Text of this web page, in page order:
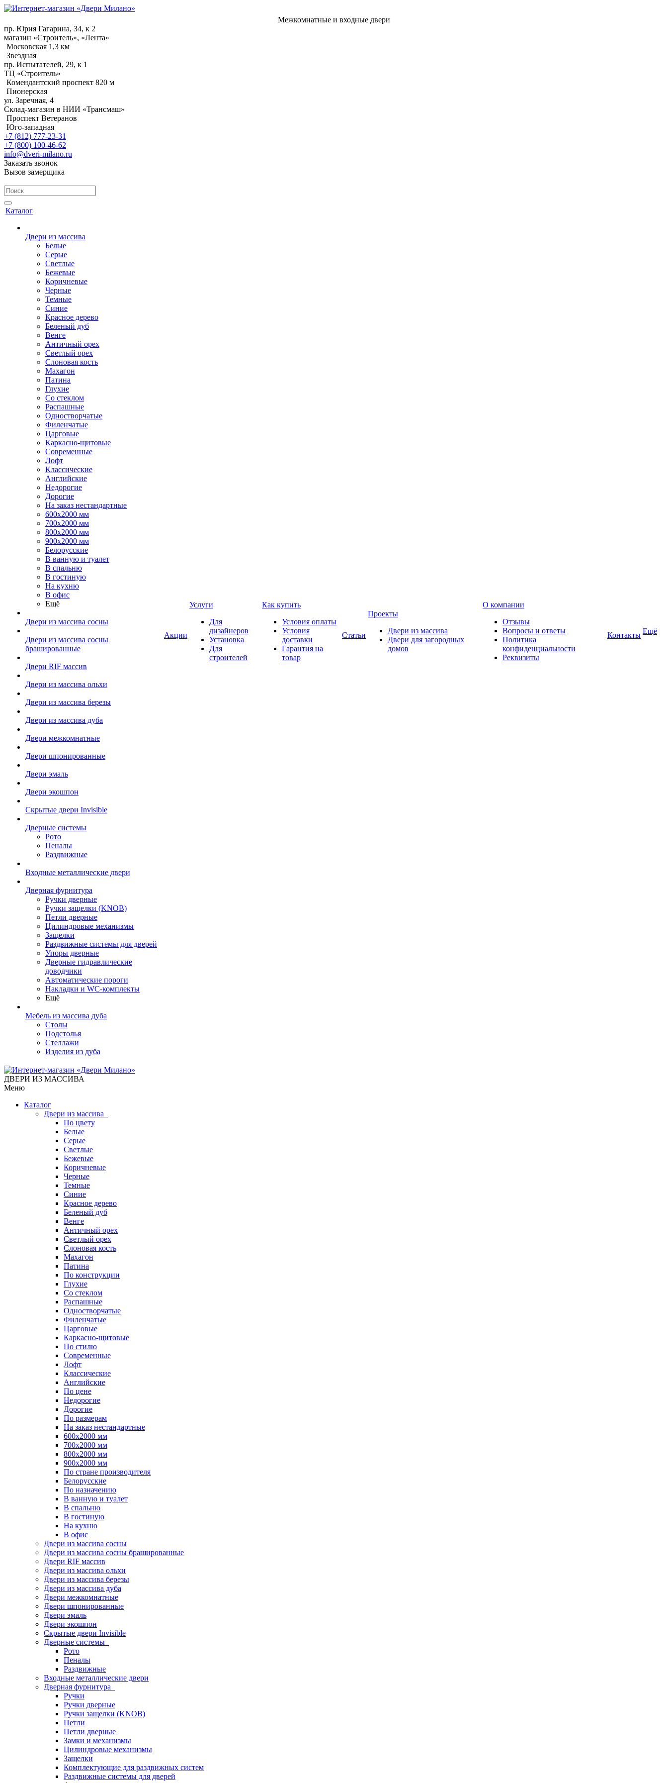
Межкомнатные и входные двери
пр. Юрия Гагарина, 34, к 2
магазин «Строитель», «Лента»
Московская 1,3 км
Звездная
пр. Испытателей, 29, к 1
ТЦ «Строитель»
Комендантский проспект 820 м
Пионерская
ул. Заречная, 4
Склад-магазин в НИИ «Трансмаш»
Проспект Ветеранов
Юго-западная
+7 (812) 777-23-31
+7 (800) 100-46-62
info@dveri-milano.ru
Заказать звонок
Вызов замерщика
Каталог
Двери из массива
Белые
Серые
Светлые
Бежевые
Коричневые
Черные
Темные
Синие
Красное дерево
Беленый дуб
Венге
Античный орех
Светлый орех
Слоновая кость
Махагон
Патина
Глухие
Со стеклом
Распашные
Одностворчатые
Филенчатые
Царговые
Каркасно-щитовые
Современные
Лофт
Классические
Английские
Недорогие
Дорогие
На заказ нестандартные
600х2000 мм
700х2000 мм
800х2000 мм
900х2000 мм
Белорусские
В ванную и туалет
В спальню
В гостиную
На кухню
В офис
Ещё
Двери из массива сосны
Двери из массива сосны
брашированные
Двери RIF массив
Двери из массива ольхи
Двери из массива березы
Двери из массива дуба
Двери межкомнатные
Двери шпонированные
Двери эмаль
Двери экошпон
Скрытые двери Invisible
Дверные системы
Рото
Пеналы
Раздвижные
Входные металлические двери
Дверная фурнитура
Ручки дверные
Ручки защелки (KNOB)
Петли дверные
Цилиндровые механизмы
Защелки
Раздвижные системы для дверей
Упоры дверные
Дверные гидравлические
доводчики
Автоматические пороги
Накладки и WC-комплекты
Ещё
Мебель из массива дуба
Столы
Подстолья
Стеллажи
Изделия из дуба
Акции
Услуги
Для
дизайнеров
Установка
Для
строителей
Как купить
Условия оплаты
Условия
доставки
Гарантия на
товар
Статьи
Проекты
Двери из массива
Двери для загородных
домов
О компании
Отзывы
Вопросы и ответы
Политика
конфиденциальности
Реквизиты
Контакты Ещё
ДВЕРИ ИЗ МАССИВА
Меню
Каталог
Двери из массива
По цвету
Белые
Серые
Светлые
Бежевые
Коричневые
Черные
Темные
Синие
Красное дерево
Беленый дуб
Венге
Античный орех
Светлый орех
Слоновая кость
Махагон
Патина
По конструкции
Глухие
Со стеклом
Распашные
Одностворчатые
Филенчатые
Царговые
Каркасно-щитовые
По стилю
Современные
Лофт
Классические
Английские
По цене
Недорогие
Дорогие
По размерам
На заказ нестандартные
600х2000 мм
700х2000 мм
800х2000 мм
900х2000 мм
По стране производителя
Белорусские
По назначению
В ванную и туалет
В спальню
В гостиную
На кухню
В офис
Двери из массива сосны
Двери из массива сосны брашированные
Двери RIF массив
Двери из массива ольхи
Двери из массива березы
Двери из массива дуба
Двери межкомнатные
Двери шпонированные
Двери эмаль
Двери экошпон
Скрытые двери Invisible
Дверные системы
Рото
Пеналы
Раздвижные
Входные металлические двери
Дверная фурнитура
Ручки
Ручки дверные
Ручки защелки (KNOB)
Петли
Петли дверные
Замки и механизмы
Цилиндровые механизмы
Защелки
Комплектующие для раздвижных систем
Раздвижные системы для дверей